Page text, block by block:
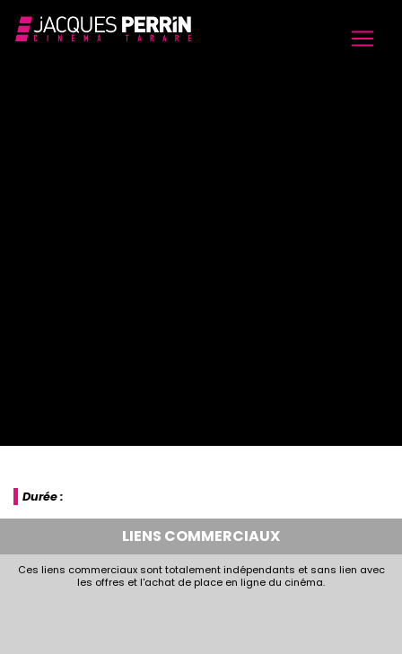
Durée :
LIENS COMMERCIAUX
Ces liens commerciaux sont totalement indépendants et sans lien avec
les offres et l'achat de place en ligne du cinéma.